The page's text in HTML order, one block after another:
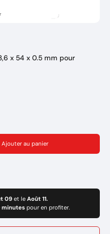
x 54 x 0.5 mm pour
Ajouter au panier
09et le Août 11.
minutespour en profiter.